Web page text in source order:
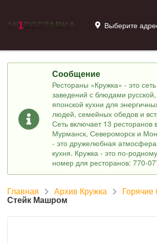
Выберите
Сообщение
Рестораны «Кружка» - это
заведений с блюдами
японской кухни для
людей, семейных обедов и
Сеть включает 13 ресторанов
Мурманск, Североморск и
- это дружелюбная
кухня. Кружка - это по-
номер для ресторанов: 770-
Главная Архив Кружка Горячие
Стейк Машром